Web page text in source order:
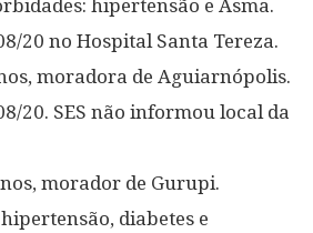
hipertensão e Asma.
20 no Hospital Santa Tereza.
moradora de Aguiarnópolis.
20. SES não informou local da
morador de Gurupi.
diabetes e